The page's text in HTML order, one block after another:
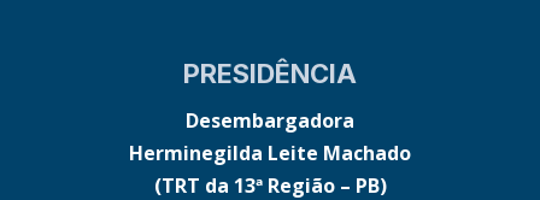
PRESIDÊNCIA
Desembargadora
Herminegilda Leite Machado
(TRT da 13ª Região – PB)